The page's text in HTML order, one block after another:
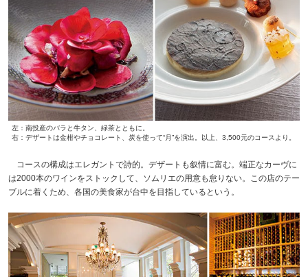
左：南投産のバラと牛タン、緑茶とともに。
右：デザートは金柑やチョコレート、炭を使って“月”を演出。以上、3,500元のコースより。
コースの構成はエレガントで詩的。デザートも叙情に富む。端正なカーヴに
は2000本のワインをストックして、ソムリエの用意も怠りない。この店のテー
ブルに着くため、各国の美食家が台中を目指しているという。